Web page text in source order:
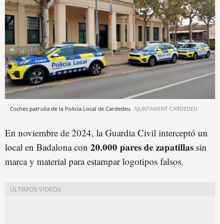
Coches patrulla de la Policía Local de Cardedeu AJUNTAMENT CARDEDEU
En noviembre de 2024, la Guardia Civil interceptó un
local en Badalona con 20.000 pares de zapatillas sin
marca y material para estampar logotipos falsos.